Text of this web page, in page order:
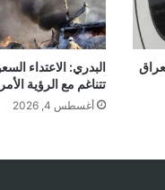
البدري: الاعتداء
تتناغم مع الرؤية
أغسطس 4, 2026